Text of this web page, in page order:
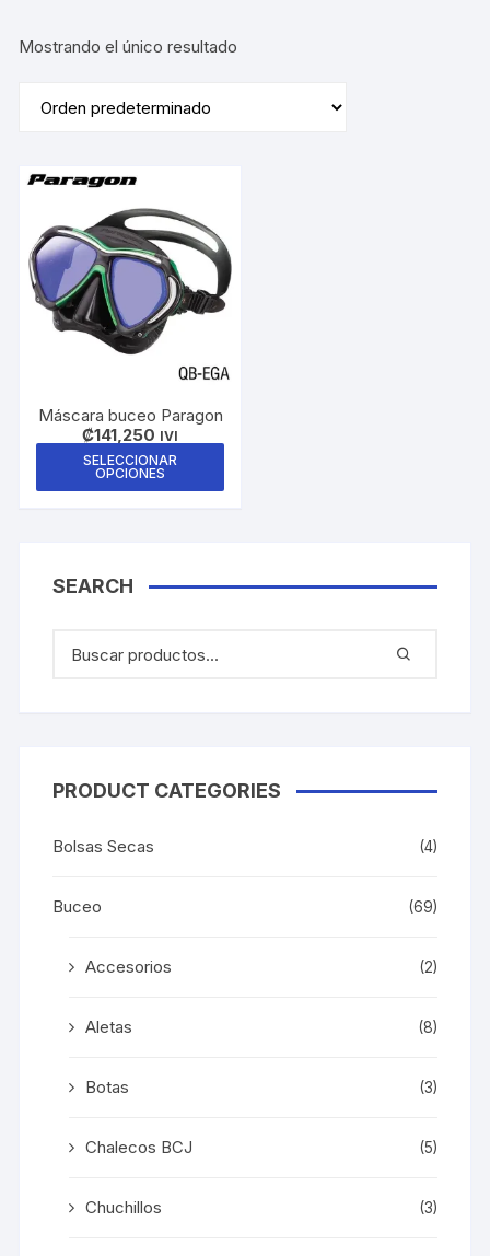
Mostrando el único resultado
Máscara buceo Paragon
₡141,250 IVI
SELECCIONAR
OPCIONES
Las
de
SEARCH
PRODUCT CATEGORIES
Bolsas Secas (4)
Buceo (69)
Accesorios (2)
Aletas (8)
Botas (3)
Chalecos BCJ (5)
Chuchillos (3)